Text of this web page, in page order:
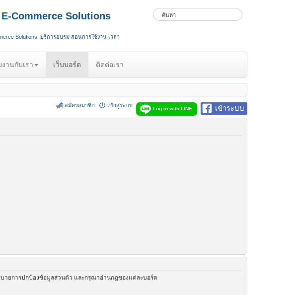
Commerce Solutions
Solutions, บริการอบรม สอนการใช้งาน เวลา
งานกับเรา เว็บบอร์ด ติดต่อเรา
เข้าระบบ
Log in with LINE
เข้าสู่ระบบ
สมัครสมาชิก
ายการปกป้องข้อมูลส่วนตัว และกรุณาอ่านกฎของแต่ละบอร์ด